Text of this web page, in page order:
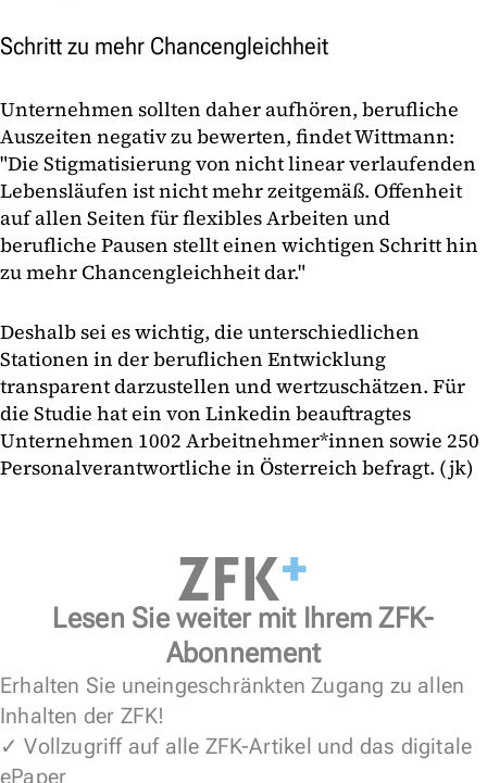
Schritt zu mehr Chancengleichheit
Unternehmen sollten daher aufhören, berufliche
Auszeiten negativ zu bewerten, findet Wittmann:
"Die Stigmatisierung von nicht linear verlaufenden
Lebensläufen ist nicht mehr zeitgemäß. Offenheit
auf allen Seiten für flexibles Arbeiten und
berufliche Pausen stellt einen wichtigen Schritt hin
zu mehr Chancengleichheit dar."
Deshalb sei es wichtig, die unterschiedlichen
Stationen in der beruflichen Entwicklung
transparent darzustellen und wertzuschätzen. Für
die Studie hat ein von Linkedin beauftragtes
Unternehmen 1002 Arbeitnehmer*innen sowie 250
Personalverantwortliche in Österreich befragt. (jk)
Lesen Sie weiter mit Ihrem ZFK-
Abonnement
Erhalten Sie uneingeschränkten Zugang zu allen
Inhalten der ZFK!
✓ Vollzugriff auf alle ZFK-Artikel und das digitale
ePaper